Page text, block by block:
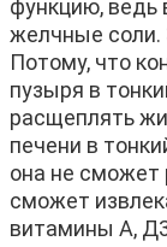
функцию, ведь
желчные соли.
Потому, что
пузыря в
расщеплять
печени в
она не сможет
сможет
витамины А,